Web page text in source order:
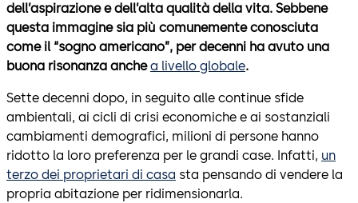
dell’aspirazione e dell’alta qualità della vita. Sebbene
questa immagine sia più comunemente conosciuta
come il “sogno americano”, per decenni ha avuto una
buona risonanza anche a livello globale.
Sette decenni dopo, in seguito alle continue sfide
ambientali, ai cicli di crisi economiche e ai sostanziali
cambiamenti demografici, milioni di persone hanno
ridotto la loro preferenza per le grandi case. Infatti, un
terzo dei proprietari di casa sta pensando di vendere la
propria abitazione per ridimensionarla.